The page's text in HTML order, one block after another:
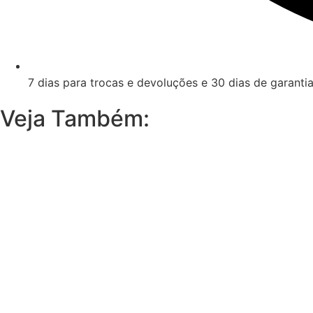
7 dias para trocas e devoluções e 30 dias de garantia
Veja Também: